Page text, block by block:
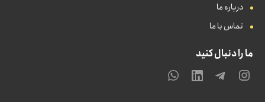
درباره ما
تماس با ما
ما را دنبال کنید